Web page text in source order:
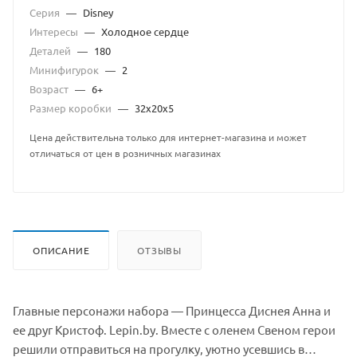
Серия — Disney
Интересы — Холодное сердце
Деталей — 180
Минифигурок — 2
Возраст — 6+
Размер коробки — 32х20х5
Цена действительна только для интернет-магазина и может
отличаться от цен в розничных магазинах
ОПИСАНИЕ ОТЗЫВЫ
Главные персонажи набора — Принцесса Диснея Анна и
ее друг Кристоф. Lepin.by. Вместе с оленем Свеном герои
решили отправиться на прогулку, уютно усевшись в